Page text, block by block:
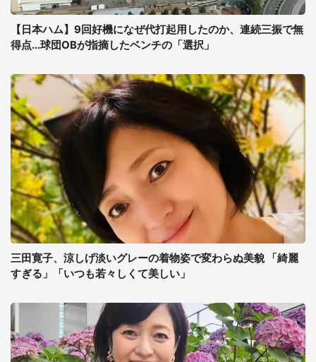
【日本ハム】9回好機になぜ代打起用したのか、連続三振で無
得点...球団OBが指摘したベンチの「選択」
三田寛子、涼しげ淡いグレーの着物姿で変わらぬ美貌 「綺麗
すぎる」「いつも若々しくて美しい」